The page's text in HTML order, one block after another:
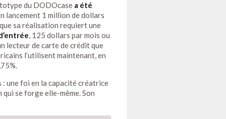
du DODOcase a été
lancement 1 million de dollars
sa réalisation requiert une
, 125 dollars par mois ou
lecteur de carte de crédit que
l’utilisent maintenant, en
: une foi en la capacité créatrice
qui se forge elle-même. Son